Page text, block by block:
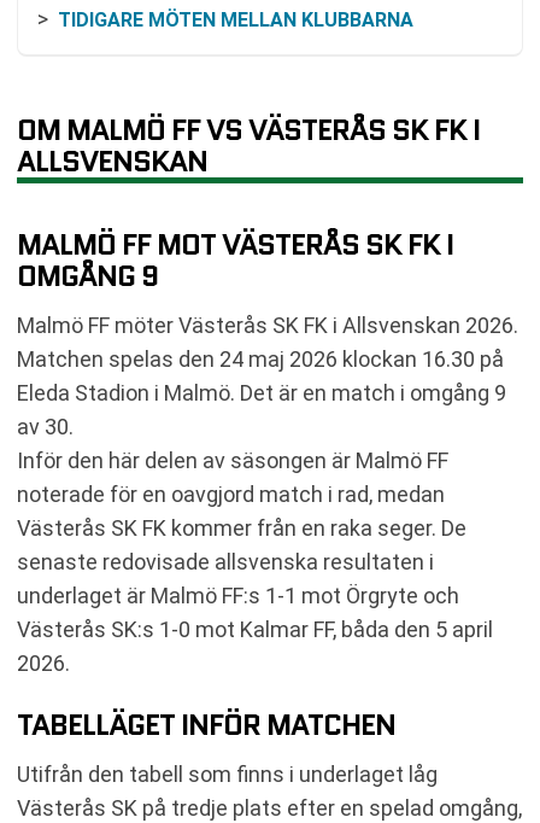
TIDIGARE MÖTEN MELLAN KLUBBARNA
HISTORIK OCH SAMMANHANG
SÅ KAN MATCHEN FÖLJAS
MATCHFAKTA
SK FK
SENASTE RESULTAT MALMÖ FF
RESULTAT INBÖRDES MÖTEN
TABELL
KOMMANDE MATCHER MALMÖ FF
KOMMANDE MATCHER VÄSTERÅS SK FK
RELATERADE NYHETER
OM MALMÖ FF VS VÄSTERÅS SK FK I
ALLSVENSKAN
MALMÖ FF MOT VÄSTERÅS SK FK I
OMGÅNG 9
Malmö FF möter Västerås SK FK i Allsvenskan 2026.
Matchen spelas den 24 maj 2026 klockan 16.30 på
Eleda Stadion i Malmö. Det är en match i omgång 9
av 30.
Inför den här delen av säsongen är Malmö FF
noterade för en oavgjord match i rad, medan
Västerås SK FK kommer från en raka seger. De
senaste redovisade allsvenska resultaten i
underlaget är Malmö FF:s 1-1 mot Örgryte och
Västerås SK:s 1-0 mot Kalmar FF, båda den 5 april
2026.
TABELLÄGET INFÖR MATCHEN
Utifrån den tabell som finns i underlaget låg
Västerås SK på tredje plats efter en spelad omgång,